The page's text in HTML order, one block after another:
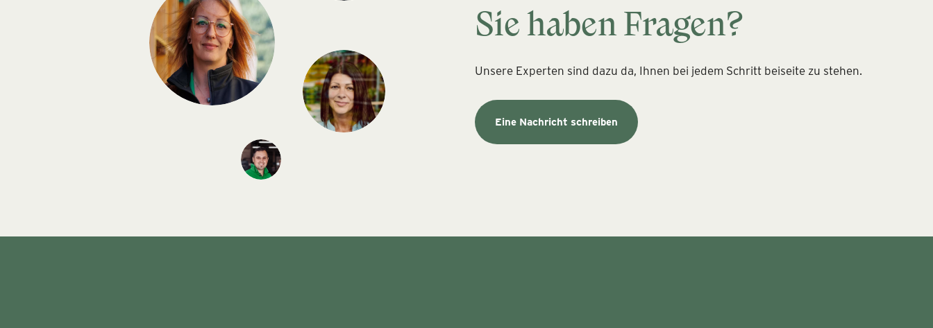
Sie haben Fragen?
Unsere Experten sind dazu da, Ihnen bei jedem Schritt beiseite zu stehen.
Eine Nachricht schreiben